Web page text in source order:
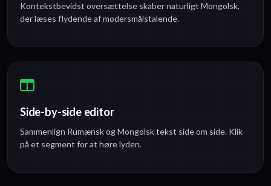
Kontekstbevidst oversættelse skaber naturligt Mongolsk,
der læses flydende af modersmålstalende.
Side-by-side editor
Sammenlign Rumænsk og Mongolsk tekst side om side. Klik
på et segment for at høre lyden.